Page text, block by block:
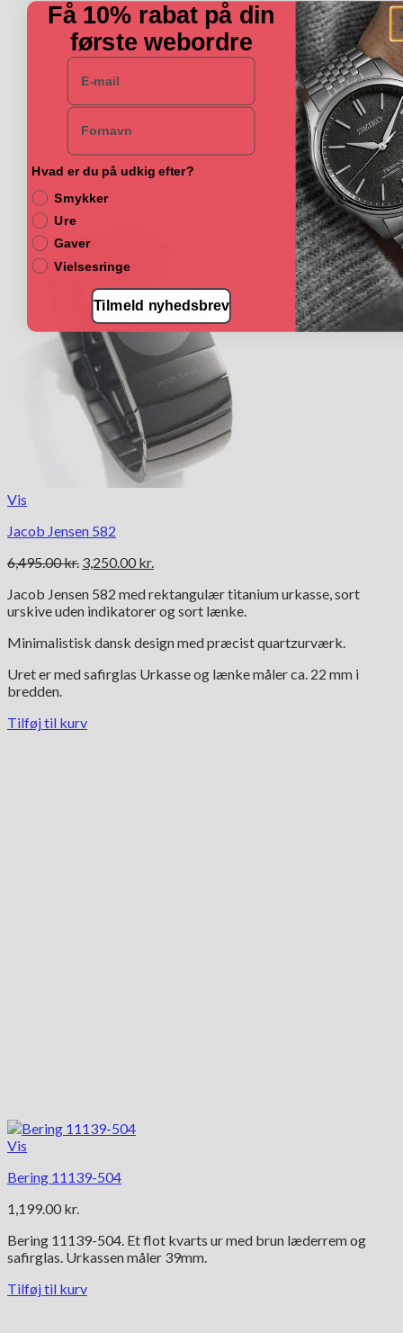
Vis
Jacob Jensen 582
6,495.00kr. Den
pris
var:
3,250.00 kr.
pris
er:
Jacob Jensen 582 med rektangulær titanium urkasse, sort
urskive uden indikatorer og sort lænke.
Minimalistisk dansk design med præcist quartzurværk.
Uret er med safirglas Urkasse og lænke måler ca. 22 mm i
bredden.
Tilføj til kurv
Vis
Bering 11139-504
1,199.00 kr.
Bering 11139-504. Et flot kvarts ur med brun læderrem og
safirglas. Urkassen måler 39mm.
Tilføj til kurv
Få 10% rabat på din
første webordre
E-mail
Navn
Hvad er du på udkig efter?
Smykker
Ure
Gaver
Vielsesringe
Tilmeld nyhedsbrev